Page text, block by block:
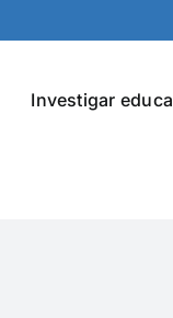
Investigar educa